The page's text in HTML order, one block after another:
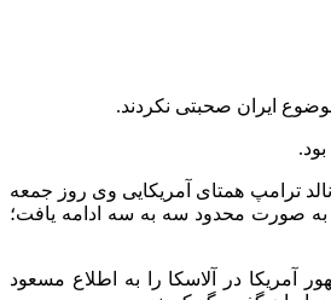
ایران صحبتی نکردند.
ترامپ همتای آمریکایی وی روز جمعه
صورت محدود سه به سه ادامه یافت؛
جمهور آمریکا در آلاسکا را به اطلاع مسعود